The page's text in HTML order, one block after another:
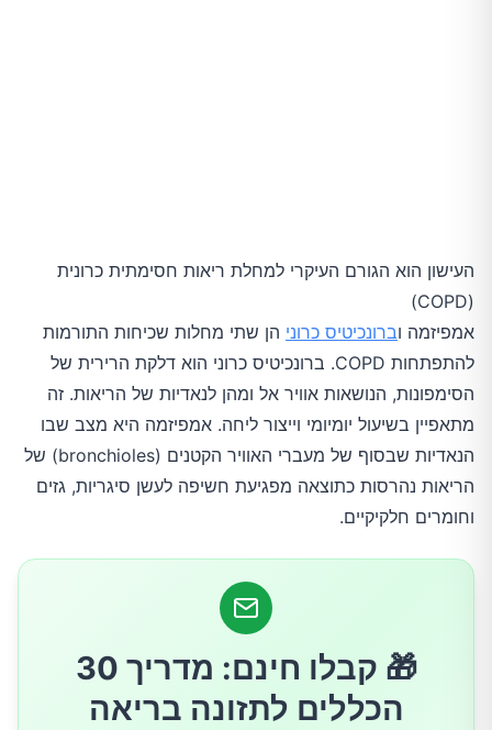
טיפול
תרופות
מרחיבי סימפונות
משאפים משולבים
סטרואידים דרך הפה
העישון הוא הגורם העיקרי למחלת ריאות חסימתית כרונית
(COPD)
אמפיזמה וברונכיטיס כרוני הן שתי מחלות שכיחות התורמות
להתפתחות COPD. ברונכיטיס כרוני הוא דלקת הרירית של
הסימפונות, הנושאות אוויר אל ומהן לנאדיות של הריאות. זה
מתאפיין בשיעול יומיומי וייצור ליחה. אמפיזמה היא מצב שבו
הנאדיות שבסוף של מעברי האוויר הקטנים (bronchioles) של
הריאות נהרסות כתוצאה מפגיעת חשיפה לעשן סיגריות, גזים
וחומרים חלקיקיים.
🎁 קבלו חינם: מדריך 30
הכללים לתזונה בריאה